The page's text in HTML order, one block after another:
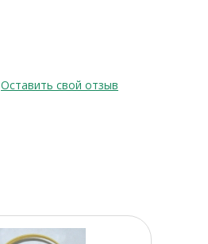
Оставить свой отзыв